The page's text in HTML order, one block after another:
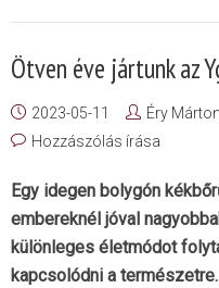
Ötven éve jártunk az
2023-05-11 Éry Márton
Hozzászólás írása
Egy idegen bolygón
embereknél jóval
különleges életmódot
kapcsolódni a